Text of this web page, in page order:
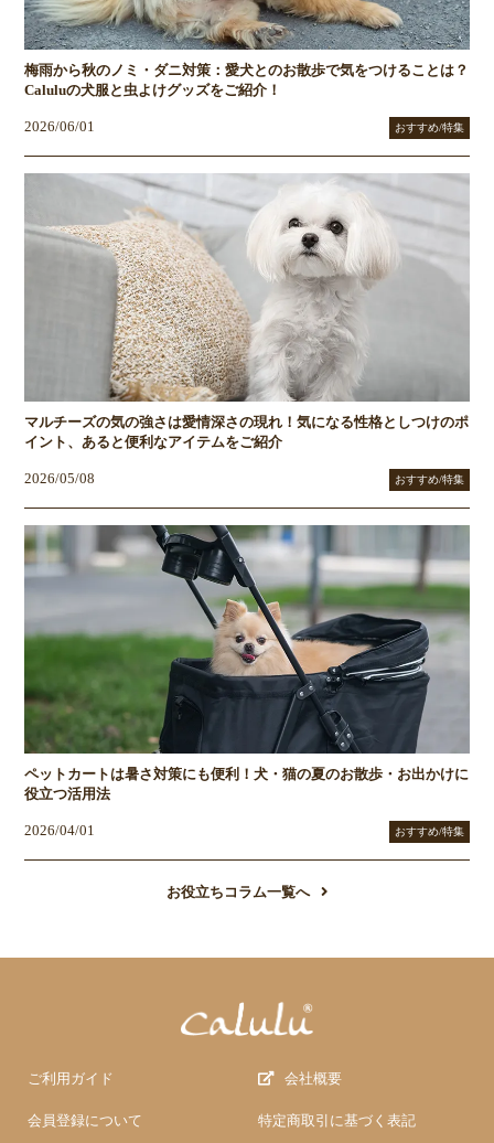
梅雨から秋のノミ・ダニ対策：愛犬とのお散歩で気をつけることは？
Caluluの犬服と虫よけグッズをご紹介！
2026/06/01 おすすめ/特集
マルチーズの気の強さは愛情深さの現れ！気になる性格としつけのポ
イント、あると便利なアイテムをご紹介
2026/05/08 おすすめ/特集
ペットカートは暑さ対策にも便利！犬・猫の夏のお散歩・お出かけに
役立つ活用法
2026/04/01 おすすめ/特集
お役立ちコラム一覧へ
ご利用ガイド
会員登録について
会社概要
特定商取引に基づく表記